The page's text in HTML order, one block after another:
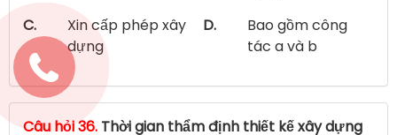
C.
Xin cấp phép xây
dựng
D.
Bao gồm công
tác a và b
Câu hỏi 36. Thời gian thẩm định thiết kế xây dựng